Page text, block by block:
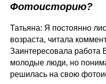
Фотоисторию?
Татьяна: Я постоянно
возраста, читала
Заинтересовала
молодые люди, но
решилась на свою